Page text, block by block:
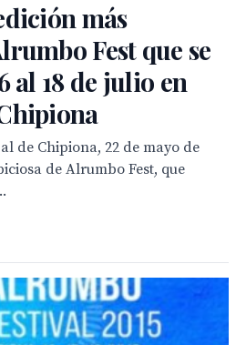
más
Fest que se
al 18 de julio en
de Chipiona, 22 de mayo de
de Alrumbo Fest, que